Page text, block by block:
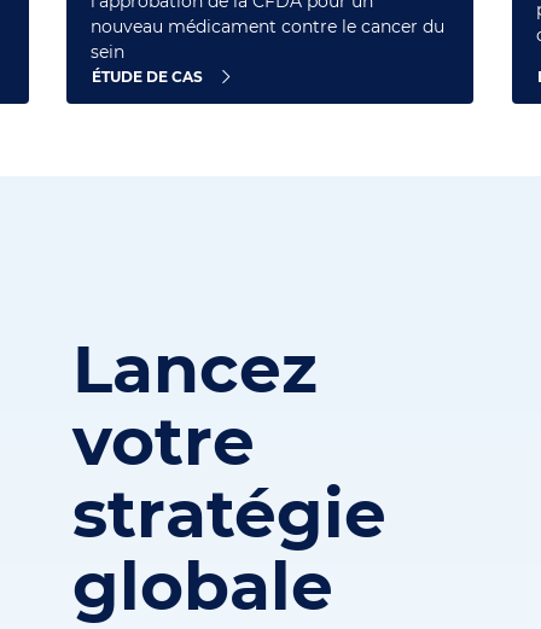
nouveau médicament contre le cancer du
sein
ÉTUDE DE CAS
Lancez
votre
stratégie
globale